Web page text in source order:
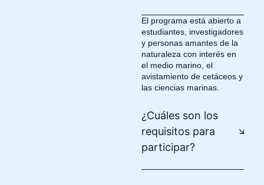
El programa está abierto a
estudiantes, investigadores
y personas amantes de la
naturaleza con interés en
el medio marino, el
avistamiento de cetáceos y
las ciencias marinas.
¿Cuáles son los
requisitos para
participar?